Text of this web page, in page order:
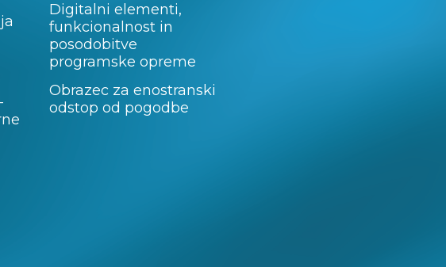
Digitalni elementi,
funkcionalnost in
posodobitve
programske opreme
Obrazec za enostranski
odstop od pogodbe